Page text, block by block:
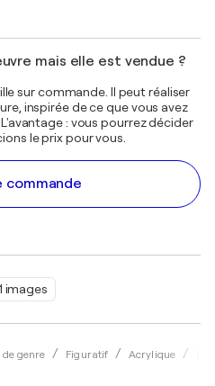
images
de genre Figuratif Acrylique
mais elle est vendue ?
sur commande. Il peut réaliser
inspirée de ce que vous avez
: vous pourrez décider
le prix pour vous.
commande